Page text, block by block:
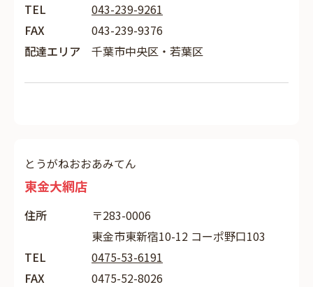
TEL
043-239-9261
FAX
043-239-9376
配達エリア
千葉市中央区・若葉区
とうがねおおあみてん
東金大網店
住所
〒283-0006
東金市東新宿10-12 コーポ野口103
TEL
0475-53-6191
FAX
0475-52-8026